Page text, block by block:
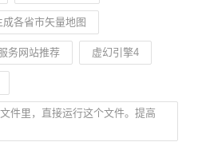
各省市矢量地图
务网站推荐 虚幻引擎4
件里，直接运行这个文件。提高